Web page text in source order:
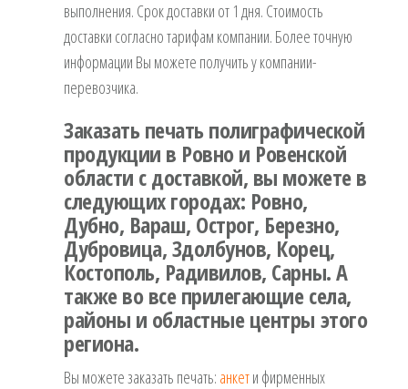
выполнения. Срок доставки от 1 дня. Стоимость
доставки согласно тарифам компании. Более точную
информации Вы можете получить у компании-
перевозчика.
Заказать печать полиграфической
продукции в Ровно и Ровенской
области с доставкой, вы можете в
следующих городах: Ровно,
Дубно, Вараш, Острог, Березно,
Дубровица, Здолбунов, Корец,
Костополь, Радивилов, Сарны. А
также во все прилегающие села,
районы и областные центры этого
региона.
Вы можете заказать печать: анкети фирменных